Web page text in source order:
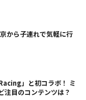
から子連れで気軽に行
」と初コラボ！ ミ
注目のコンテンツは？